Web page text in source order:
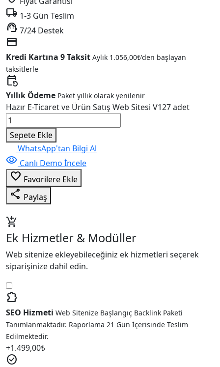
local_shipping 1-3 Gün Teslim
support_agent 7/24 Destek
credit_card
Kredi Kartına 9 Taksit Aylık 1.056,00₺'den başlayan
taksitlerle
event_repeat
Yıllık Ödeme Paket yıllık olarak yenilenir
Hazır E-Ticaret ve Ürün Satış Web Sitesi V127 adet
Sepete Ekle
WhatsApp'tan Bilgi Al
visibility Canlı Demo İncele
favorite_border Favorilere Ekle
share Paylaş
add_shopping_cart
Ek Hizmetler & Modüller
Web sitenize ekleyebileceğiniz ek hizmetleri seçerek
siparişinize dahil edin.
extension
SEO Hizmeti Web Sitenize Başlangıç Backlink Paketi
Tanımlanmaktadır. Raporlama 21 Gün İçerisinde Teslim
Edilmektedir.
+1.499,00₺
check_circle